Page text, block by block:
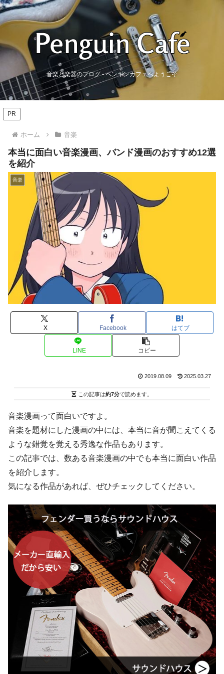
音楽と楽器のブログ - ペンギンカフェへようこそ
PR
ホーム 音楽
本当に面白い音楽漫画、バンド漫画のおすすめ12選
を紹介
音楽
X Facebook はてブ
LINE コピー
2019.08.09 2025.03.27
この記事は約7分で読めます。
音楽漫画って面白いですよ。
音楽を題材にした漫画の中には、本当に音が聞こえてくる
ような錯覚を覚える秀逸な作品もあります。
この記事では、数ある音楽漫画の中でも本当に面白い作品
を紹介します。
気になる作品があれば、ぜひチェックしてください。